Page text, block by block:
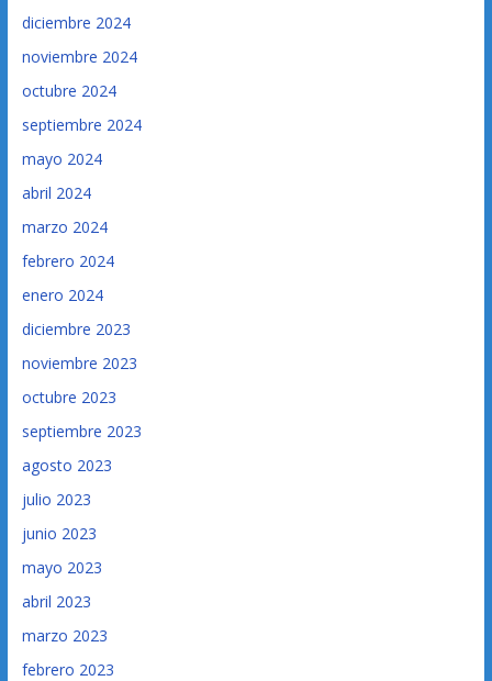
diciembre 2024
noviembre 2024
octubre 2024
septiembre 2024
mayo 2024
abril 2024
marzo 2024
febrero 2024
enero 2024
diciembre 2023
noviembre 2023
octubre 2023
septiembre 2023
agosto 2023
julio 2023
junio 2023
mayo 2023
abril 2023
marzo 2023
febrero 2023